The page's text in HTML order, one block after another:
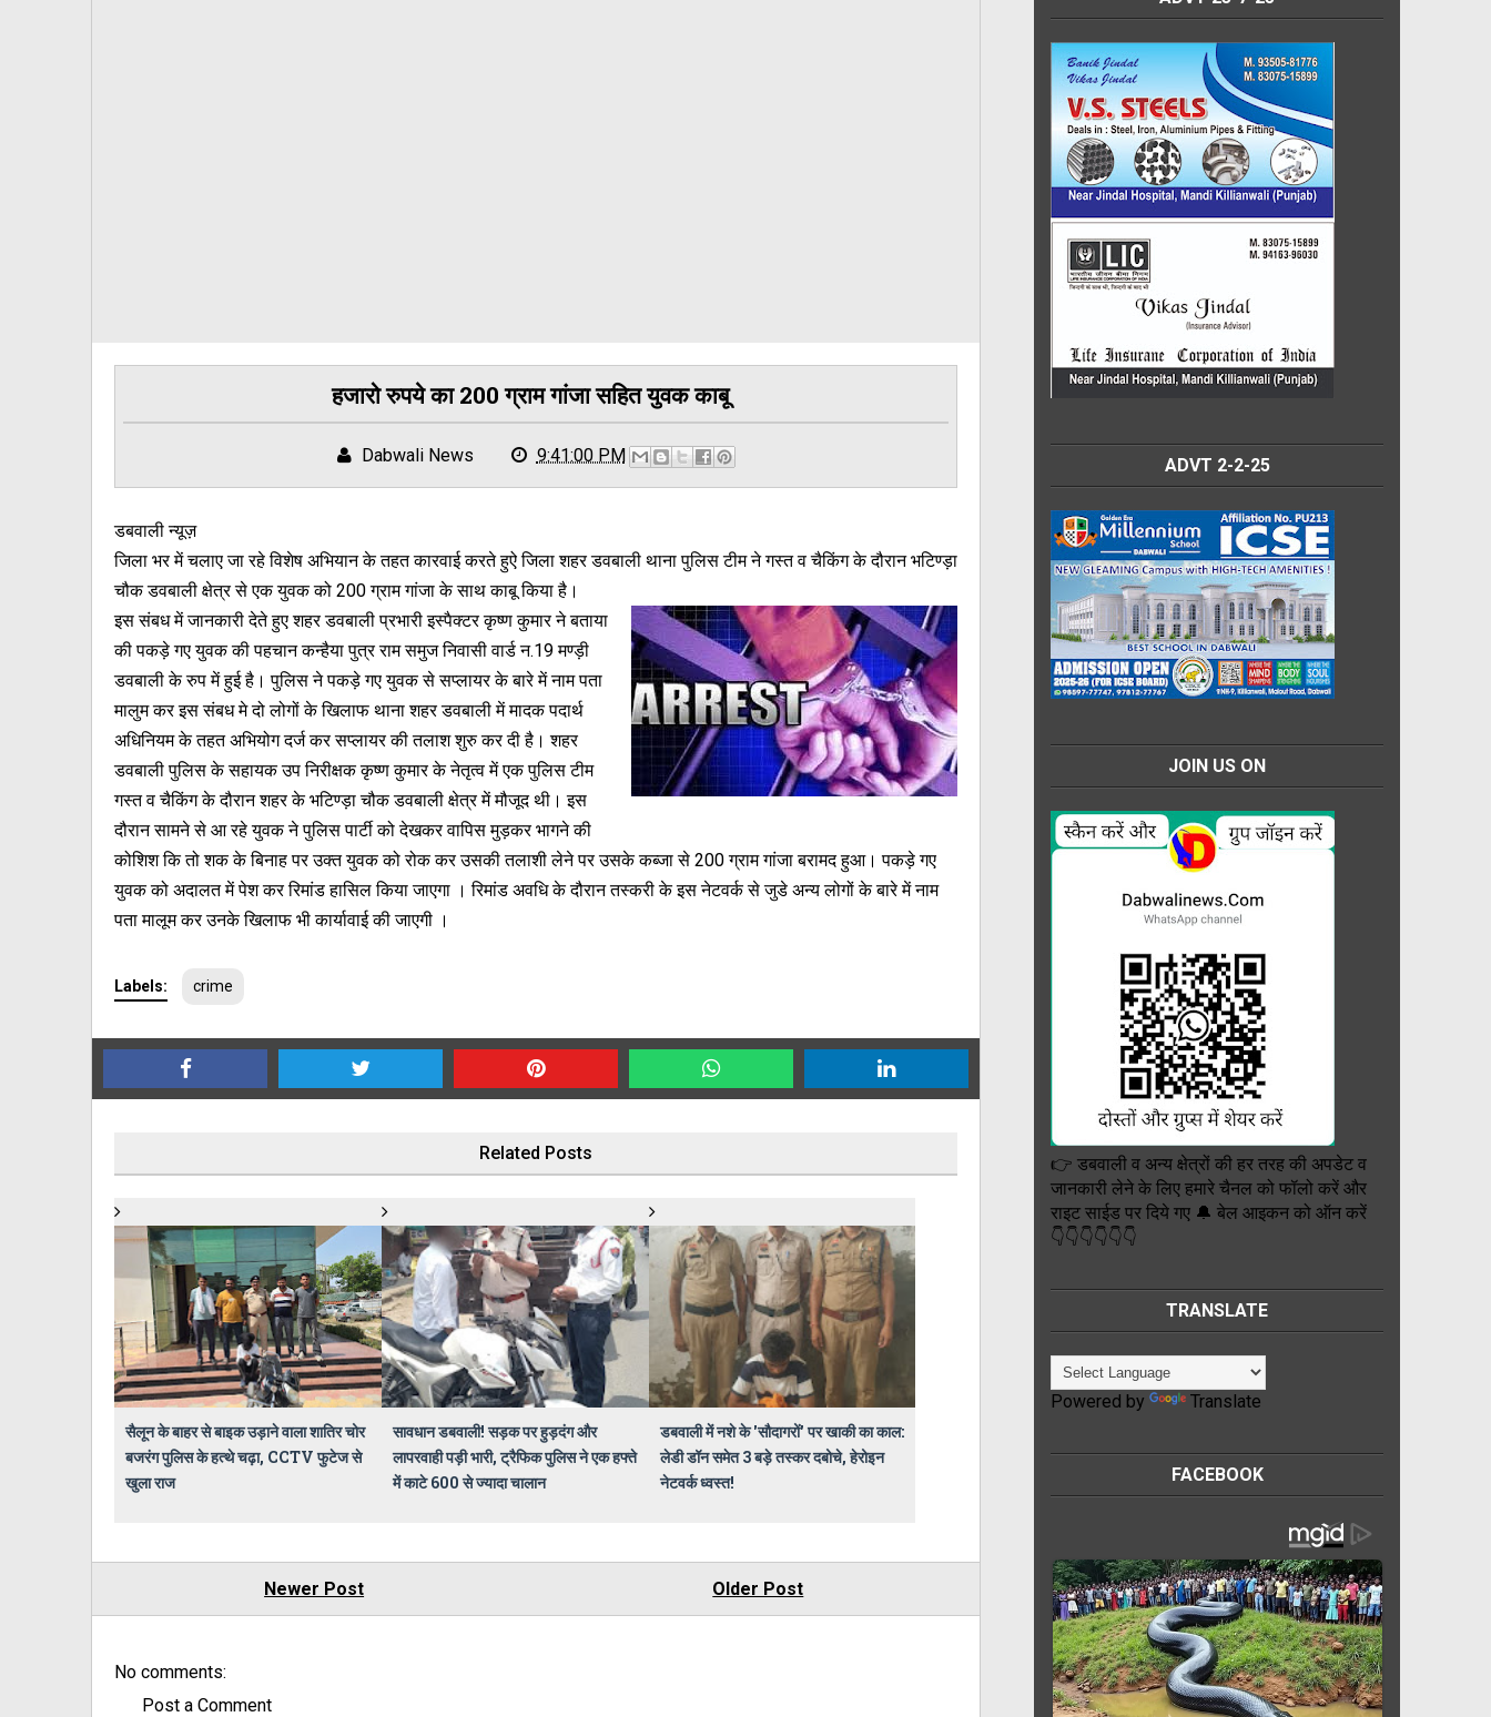
हजारो रुपये का 200 ग्राम गांजा सहित युवक काबू
Dabwali News 9:41:00 PM
डबवाली न्यूज़
जिला भर में चलाए जा रहे विशेष अभियान के तहत कारवाई करते हुऐ जिला शहर डवबाली थाना पुलिस टीम ने गस्त व चैकिंग के दौरान भटिण्ड़ा
चौक डवबाली क्षेत्र से एक युवक को 200 ग्राम गांजा के साथ काबू किया है।
इस संबध में जानकारी देते हुए शहर डवबाली प्रभारी इस्पैक्टर कृष्ण कुमार ने बताया
की पकड़े गए युवक की पहचान कन्हैया पुत्र राम समुज निवासी वार्ड न.19 मण्ड़ी
डवबाली के रुप में हुई है। पुलिस ने पकड़े गए युवक से सप्लायर के बारे में नाम पता
मालुम कर इस संबध मे दो लोगों के खिलाफ थाना शहर डवबाली में मादक पदार्थ
अधिनियम के तहत अभियोग दर्ज कर सप्लायर की तलाश शुरु कर दी है। शहर
डवबाली पुलिस के सहायक उप निरीक्षक कृष्ण कुमार के नेतृत्व में एक पुलिस टीम
गस्त व चैकिंग के दौरान शहर के भटिण्ड़ा चौक डवबाली क्षेत्र में मौजूद थी। इस
दौरान सामने से आ रहे युवक ने पुलिस पार्टी को देखकर वापिस मुड़कर भागने की
कोशिश कि तो शक के बिनाह पर उक्त युवक को रोक कर उसकी तलाशी लेने पर उसके कब्जा से 200 ग्राम गांजा बरामद हुआ। पकड़े गए
युवक को अदालत में पेश कर रिमांड हासिल किया जाएगा । रिमांड अवधि के दौरान तस्करी के इस नेटवर्क से जुडे अन्य लोगों के बारे में नाम
पता मालूम कर उनके खिलाफ भी कार्यावाई की जाएगी ।
Labels: crime
Related Posts
सैलून के बाहर से बाइक उड़ाने वाला शातिर चोर
बजरंग पुलिस के हत्थे चढ़ा, CCTV फुटेज से
खुला राज
सावधान डबवाली! सड़क पर हुड़दंग और
लापरवाही पड़ी भारी, ट्रैफिक पुलिस ने एक हफ्ते
में काटे 600 से ज्यादा चालान
डबवाली में नशे के 'सौदागरों' पर खाकी का काल:
लेडी डॉन समेत 3 बड़े तस्कर दबोचे, हेरोइन
नेटवर्क ध्वस्त!
Newer Post Older Post
No comments:
Post a Comment
ADVT 2-2-25
JOIN US ON
👉 डबवाली व अन्य क्षेत्रों की हर तरह की अपडेट व
जानकारी लेने के लिए हमारे चैनल को फॉलो करें और
राइट साईड पर दिये गए 🔔 बेल आइकन को ऑन करें
👇👇👇👇👇👇
TRANSLATE
Powered by Translate
FACEBOOK